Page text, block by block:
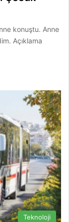
konuştu. Anne
Açıklama
Teknoloji